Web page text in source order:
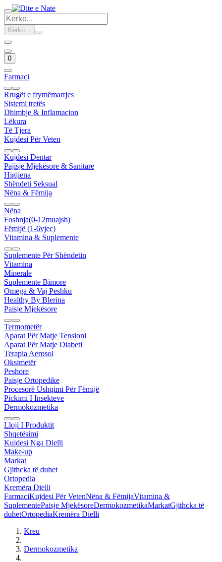
Kërko...
0
Farmaci
Rrugët e frymëmarrjes
Sistemi tretës
Dhimbje & Inflamacion
Lëkura
Të Tjera
Kujdesi Për Veten
Kujdesi Dentar
Pajisje Mjekësore & Sanitare
Higjiena
Shëndeti Seksual
Nëna & Fëmija
Nëna
Foshnja(0-12muajsh)
Fëmijë (1-6vjec)
Vitamina & Suplemente
Suplemente Për Shëndetin
Vitamina
Minerale
Suplemente Bimore
Omega & Vaj Peshku
Healthy By Blerina
Paisje Mjekësore
Termometër
Aparat Për Matje Tensioni
Aparat Për Matje Diabeti
Terapia Aerosol
Oksimetër
Peshore
Paisje Ortopedike
Procesorë Ushqimi Për Fëmijë
Pickimi I Insekteve
Dermokozmetika
Lloji I Produktit
Shqetësimi
Kujdesi Nga Dielli
Make-up
Markat
Gjithcka të duhet
Ortopedia
Kremëra Dielli
FarmaciKujdesi Për VetenNëna & FëmijaVitamina &
SuplementePaisje MjekësoreDermokozmetikaMarkatGjithcka të
duhetOrtopediaKremëra Dielli
Kreu
Dermokozmetika